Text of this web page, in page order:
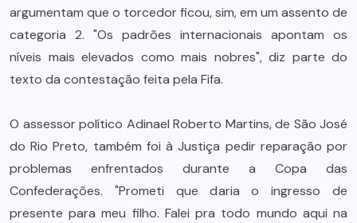
argumentam que o torcedor ficou, sim, em um assento de
categoria 2. "Os padrões internacionais apontam os
níveis mais elevados como mais nobres", diz parte do
texto da contestação feita pela Fifa.
O assessor político Adinael Roberto Martins, de São José
do Rio Preto, também foi à Justiça pedir reparação por
problemas enfrentados durante a Copa das
Confederações. "Prometi que daria o ingresso de
presente para meu filho. Falei pra todo mundo aqui na